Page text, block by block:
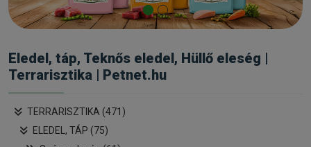
Eledel, táp, Teknős eledel, Hüllő eleség |
Terrarisztika | Petnet.hu
TERRARISZTIKA (471)
ELEDEL, TÁP (75)